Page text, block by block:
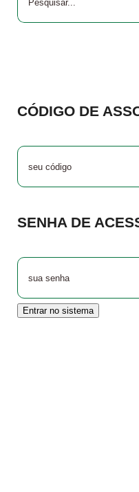
resultados
CÓDIGO DE
SENHA DE
Entrar no sistema